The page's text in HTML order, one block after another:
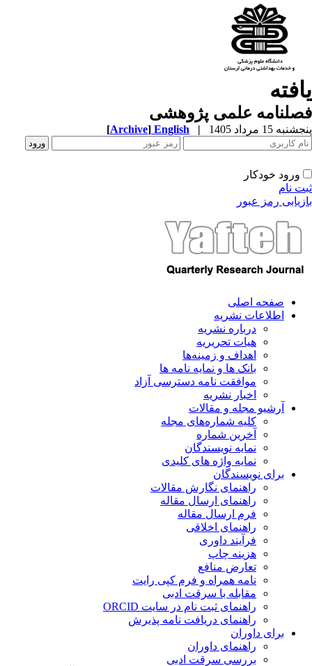
علمی پژوهشی
15 مرداد 1405 |
English
[Archive]
ورود خودکار
نام
رمز عبور
صفحه اصلی
اطلاعات نشریه
درباره نشریه
هیات تحریریه
اهداف و زمینه‌ها
بانک ها و نمایه نامه ها
موافقت نامه دسترسی آزاد
اخبار نشریه
آرشیو مجله و مقالات
کلیه شماره‌های مجله
آخرین شماره
نمایه نویسندگان
نمایه واژه های کلیدی
برای نویسندگان
راهنمای نگارش مقالات
راهنمای ارسال مقاله
فرم ارسال مقاله
راهنمای اخلاقی
فرآیند داوری
هزینه چاپ
تعارض منافع
نامه همراه و فرم کپی رایت
مقابله با سرقت ادبی
راهنمای ثبت نام در سایت ORCID
راهنمای دریافت نامه پذیرش
برای داوران
راهنمای داوران
بررسی سرقت ادبی